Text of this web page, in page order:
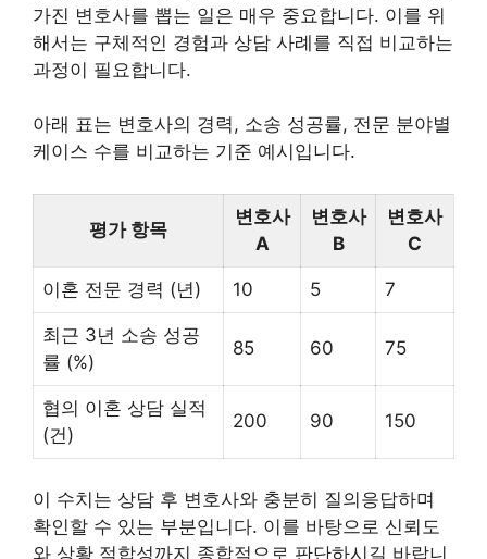
가진 변호사를 뽑는 일은 매우 중요합니다. 이를 위
해서는 구체적인 경험과 상담 사례를 직접 비교하는
과정이 필요합니다.
아래 표는 변호사의 경력, 소송 성공률, 전문 분야별
케이스 수를 비교하는 기준 예시입니다.
평가 항목
변호사
A
변호사
B
변호사
C
이혼 전문 경력 (년) 10 5 7
최근 3년 소송 성공
률 (%)
85 60 75
협의 이혼 상담 실적
(건)
200 90 150
이 수치는 상담 후 변호사와 충분히 질의응답하며
확인할 수 있는 부분입니다. 이를 바탕으로 신뢰도
와 상황 적합성까지 종합적으로 판단하시길 바랍니